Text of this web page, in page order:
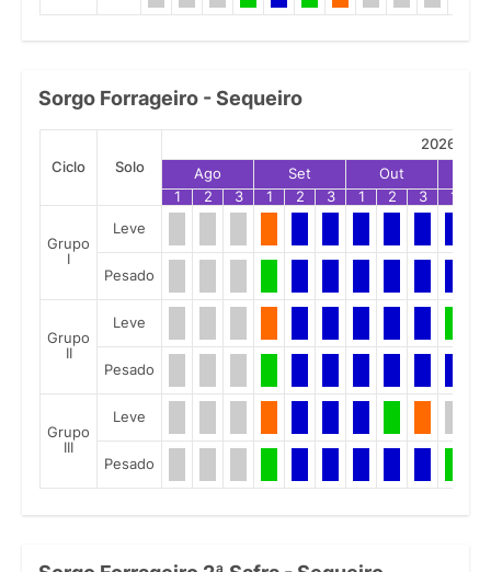
Sorgo Forrageiro - Sequeiro
Ciclo Solo
2026
Ago
Set Out
1
2 3 1 2 3 1 2 3 1
Grupo
I
Leve
Pesado
Grupo
II
Leve
Pesado
Grupo
III
Leve
Pesado